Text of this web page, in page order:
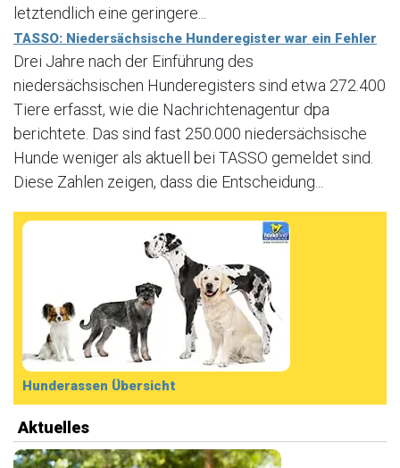
letztendlich eine geringere...
TASSO: Niedersächsische Hunderegister war ein Fehler
Drei Jahre nach der Einführung des
niedersächsischen Hunderegisters sind etwa 272.400
Tiere erfasst, wie die Nachrichtenagentur dpa
berichtete. Das sind fast 250.000 niedersächsische
Hunde weniger als aktuell bei TASSO gemeldet sind.
Diese Zahlen zeigen, dass die Entscheidung...
Hunderassen Übersicht
Aktuelles